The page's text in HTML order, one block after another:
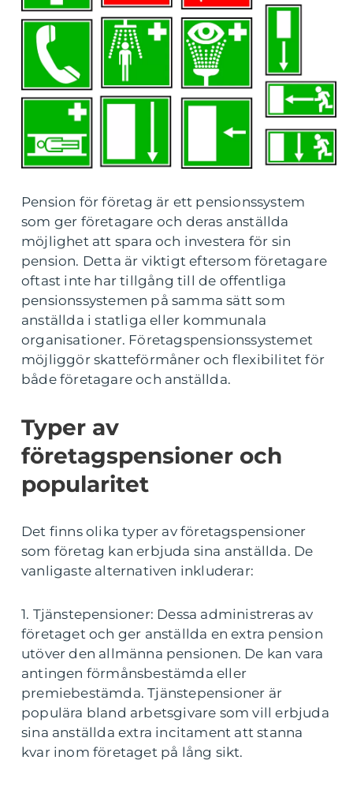
Pension för företag är ett pensionssystem
som ger företagare och deras anställda
möjlighet att spara och investera för sin
pension. Detta är viktigt eftersom företagare
oftast inte har tillgång till de offentliga
pensionssystemen på samma sätt som
anställda i statliga eller kommunala
organisationer. Företagspensionssystemet
möjliggör skatteförmåner och flexibilitet för
både företagare och anställda.
Typer av
företagspensioner och
popularitet
Det finns olika typer av företagspensioner
som företag kan erbjuda sina anställda. De
vanligaste alternativen inkluderar:
1. Tjänstepensioner: Dessa administreras av
företaget och ger anställda en extra pension
utöver den allmänna pensionen. De kan vara
antingen förmånsbestämda eller
premiebestämda. Tjänstepensioner är
populära bland arbetsgivare som vill erbjuda
sina anställda extra incitament att stanna
kvar inom företaget på lång sikt.